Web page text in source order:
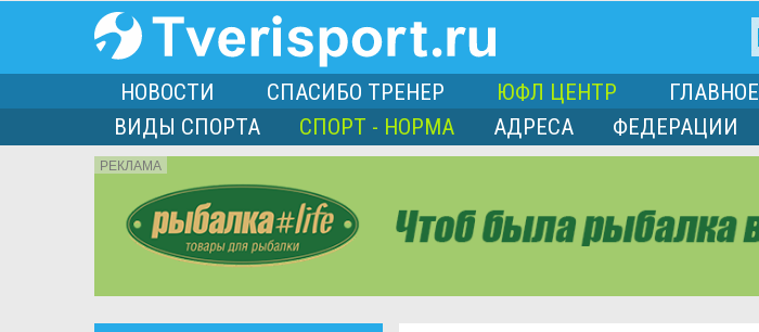
НОВОСТИ СПАСИБО ТРЕНЕР ЮФЛ ЦЕНТР ГЛАВНОЕ
ВИДЫ СПОРТА
СПОРТ - НОРМА АДРЕСА ФЕДЕРАЦИИ
РЕКЛАМА